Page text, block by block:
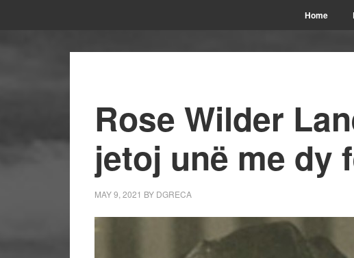
Home
Rose Wilder
jetoj unë me dy
MAY 9, 2021 BY DGRECA